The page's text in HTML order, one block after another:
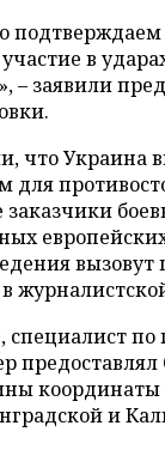
в
– заявили
что Украина
по
и